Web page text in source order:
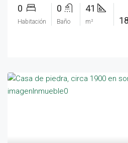
0
Habitación
0
Baño
41
m²